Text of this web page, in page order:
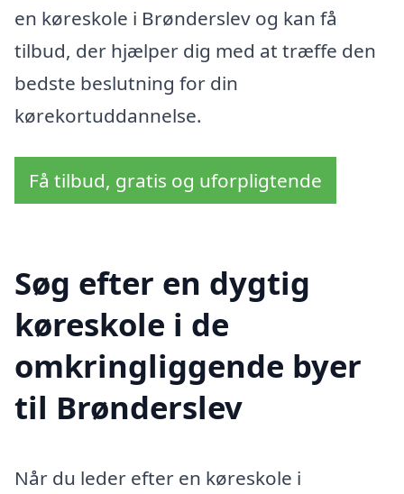
en køreskole i Brønderslev og kan få
tilbud, der hjælper dig med at træffe den
bedste beslutning for din
kørekortuddannelse.
Få tilbud, gratis og uforpligtende
Søg efter en dygtig
køreskole i de
omkringliggende byer
til Brønderslev
Når du leder efter en køreskole i